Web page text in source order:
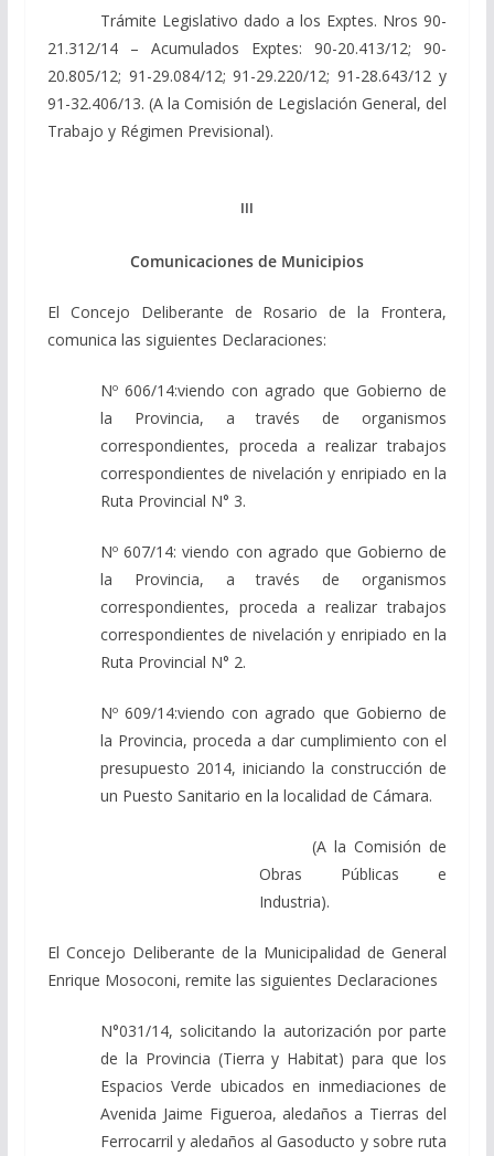
Trámite Legislativo dado a los Exptes. Nros 90-
21.312/14 – Acumulados Exptes: 90-20.413/12; 90-
20.805/12; 91-29.084/12; 91-29.220/12; 91-28.643/12 y
91-32.406/13. (A la Comisión de Legislación General, del
Trabajo y Régimen Previsional).
III
Comunicaciones de Municipios
El Concejo Deliberante de Rosario de la Frontera,
comunica las siguientes Declaraciones:
Nº 606/14:viendo con agrado que Gobierno de
la Provincia, a través de organismos
correspondientes, proceda a realizar trabajos
correspondientes de nivelación y enripiado en la
Ruta Provincial N° 3.
Nº 607/14: viendo con agrado que Gobierno de
la Provincia, a través de organismos
correspondientes, proceda a realizar trabajos
correspondientes de nivelación y enripiado en la
Ruta Provincial N° 2.
Nº 609/14:viendo con agrado que Gobierno de
la Provincia, proceda a dar cumplimiento con el
presupuesto 2014, iniciando la construcción de
un Puesto Sanitario en la localidad de Cámara.
(A la Comisión de
Obras Públicas e
Industria).
El Concejo Deliberante de la Municipalidad de General
Enrique Mosoconi, remite las siguientes Declaraciones
N°031/14, solicitando la autorización por parte
de la Provincia (Tierra y Habitat) para que los
Espacios Verde ubicados en inmediaciones de
Avenida Jaime Figueroa, aledaños a Tierras del
Ferrocarril y aledaños al Gasoducto y sobre ruta